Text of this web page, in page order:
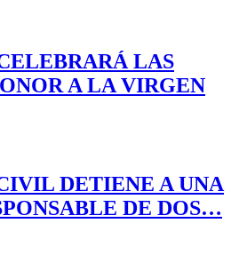
LAS
A LA VIRGEN
DETIENE A UNA
DE DOS…